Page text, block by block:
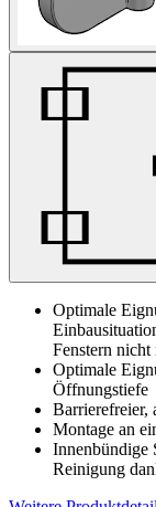
Optimale
Fenstern
Optimale
Öffnungstiefe
Barrierefreier,
Montage an
Innenbündige
Reinigung